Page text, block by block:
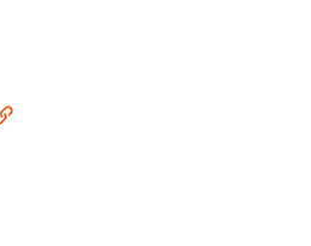
Facebook
sur LinkedIn